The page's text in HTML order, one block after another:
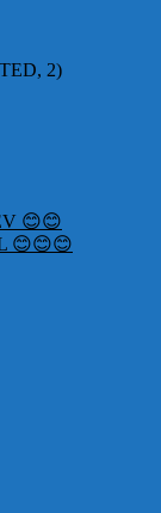
2)
😊😊
😊😊😊